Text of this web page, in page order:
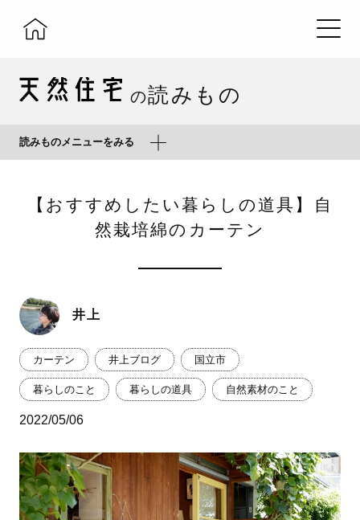
の読みもの
読みものメニューをみる
【おすすめしたい暮らしの道具】自
然栽培綿のカーテン
井上
カーテン 井上ブログ 国立市
暮らしのこと 暮らしの道具 自然素材のこと
2022/05/06